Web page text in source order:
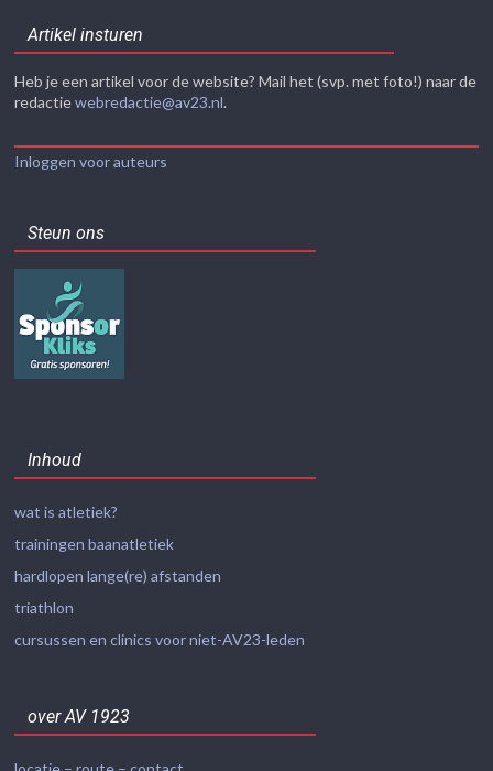
Artikel insturen
Heb je een artikel voor de website? Mail het (svp. met foto!) naar de
redactiewebredactie@av23.nl.
Inloggen voor auteurs
Steun ons
Inhoud
wat is atletiek?
trainingen baanatletiek
hardlopen lange(re) afstanden
triathlon
cursussen en clinics voor niet-AV23-leden
over AV 1923